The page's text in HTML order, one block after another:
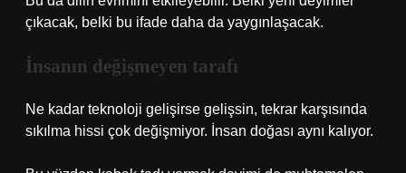
çıkacak, belki bu ifade daha da yaygınlaşacak.
İnsanın değişmeyen tarafı
Ne kadar teknoloji gelişirse gelişsin, tekrar karşısında
sıkılma hissi çok değişmiyor. İnsan doğası aynı kalıyor.